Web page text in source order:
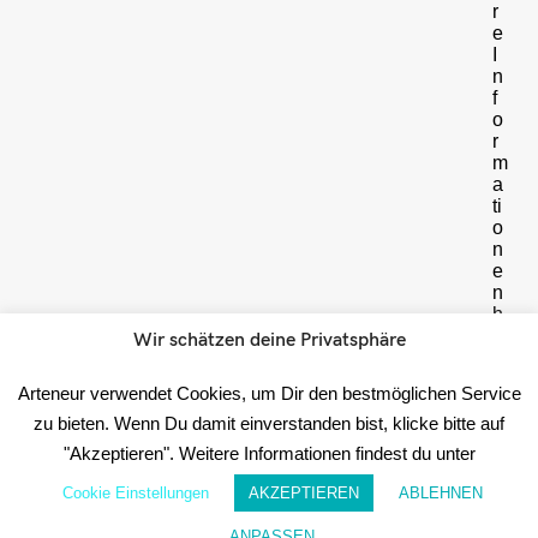
r
e
n
f
o
r
m
a
ti
o
n
e
n
h
☝️
WICHTIG:
Im
Wir schätzen deine Privatsphäre
Arteneur verwendet Cookies, um Dir den bestmöglichen Service
zu bieten. Wenn Du damit einverstanden bist, klicke bitte auf
"Akzeptieren". Weitere Informationen findest du unter
Cookie Einstellungen AKZEPTIEREN ABLEHNEN